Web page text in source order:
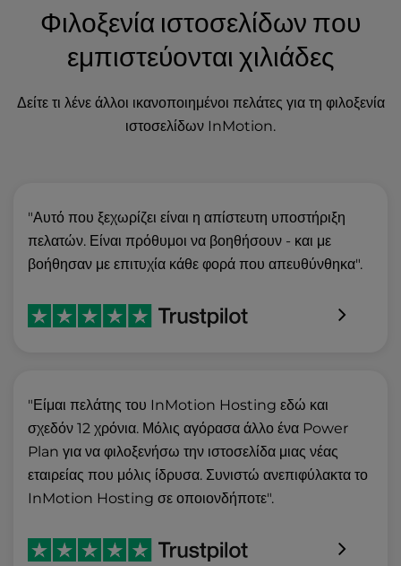
Φιλοξενία ιστοσελίδων που
εμπιστεύονται χιλιάδες
Δείτε τι λένε άλλοι ικανοποιημένοι πελάτες για τη φιλοξενία
ιστοσελίδων InMotion.
"Αυτό που ξεχωρίζει είναι η απίστευτη υποστήριξη
πελατών. Είναι πρόθυμοι να βοηθήσουν - και με
βοήθησαν με επιτυχία κάθε φορά που απευθύνθηκα".
"Είμαι πελάτης του InMotion Hosting εδώ και
σχεδόν 12 χρόνια. Μόλις αγόρασα άλλο ένα Power
Plan για να φιλοξενήσω την ιστοσελίδα μιας νέας
εταιρείας που μόλις ίδρυσα. Συνιστώ ανεπιφύλακτα το
InMotion Hosting σε οποιονδήποτε".